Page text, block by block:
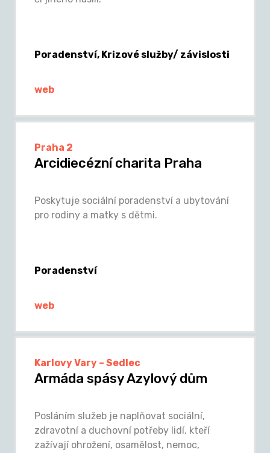
Poradenství, Krizové služby/ závislosti
web
Praha 2
Arcidiecézní charita Praha
Poskytuje sociální poradenství a ubytování
pro rodiny a matky s dětmi.
Poradenství
web
Karlovy Vary – Sedlec
Armáda spásy Azylový dům
Posláním služeb je naplňovat sociální,
zdravotní a duchovní potřeby lidí, kteří
zažívají ohrožení, osamělost, nemoc,